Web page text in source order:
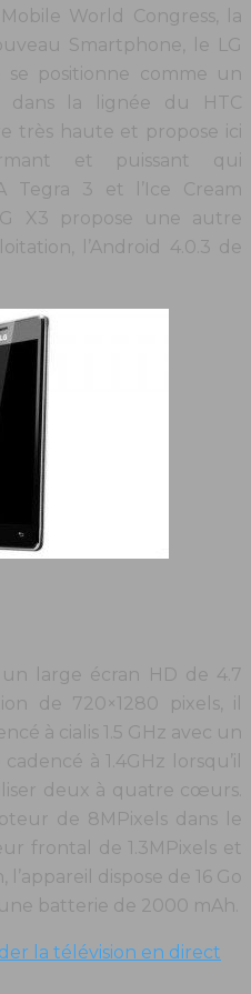
World Congress, la
Smartphone, le LG
se positionne comme un
dans la lignée du HTC
très haute et propose ici
et puissant qui
Tegra 3 et l’Ice Cream
X3 propose une autre
l’Android 4.0.3 de
large écran HD de 4.7
de 720×1280 pixels, il
à cialis 1.5 GHz avec un
à 1.4GHz lorsqu’il
deux à quatre cœurs.
de 8MPixels dans le
frontal de 1.3MPixels et
dispose de 16 Go
batterie de 2000 mAh.
la télévision en direct